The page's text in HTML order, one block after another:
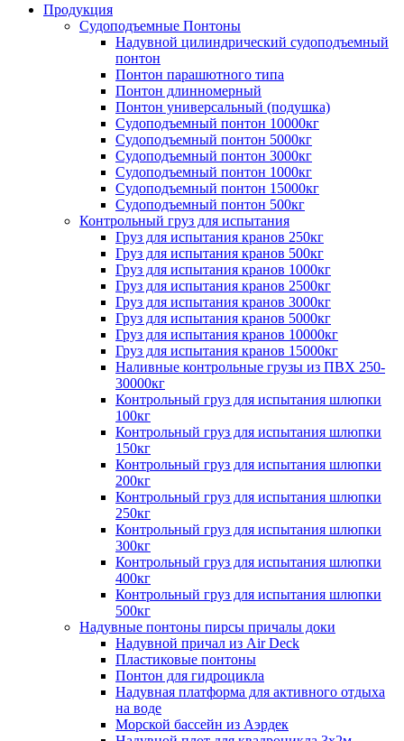
Продукция
Судоподъемные Понтоны
Надувной цилиндрический судоподъемный
понтон
Понтон парашютного типа
Понтон длинномерный
Понтон универсальный (подушка)
Судоподъемный понтон 10000кг
Судоподъемный понтон 5000кг
Судоподъемный понтон 3000кг
Судоподъемный понтон 1000кг
Судоподъемный понтон 15000кг
Судоподъемный понтон 500кг
Контрольный груз для испытания
Груз для испытания кранов 250кг
Груз для испытания кранов 500кг
Груз для испытания кранов 1000кг
Груз для испытания кранов 2500кг
Груз для испытания кранов 3000кг
Груз для испытания кранов 5000кг
Груз для испытания кранов 10000кг
Груз для испытания кранов 15000кг
Наливные контрольные грузы из ПВХ 250-
30000кг
Контрольный груз для испытания шлюпки
100кг
Контрольный груз для испытания шлюпки
150кг
Контрольный груз для испытания шлюпки
200кг
Контрольный груз для испытания шлюпки
250кг
Контрольный груз для испытания шлюпки
300кг
Контрольный груз для испытания шлюпки
400кг
Контрольный груз для испытания шлюпки
500кг
Надувные понтоны пирсы причалы доки
Надувной причал из Air Deck
Пластиковые понтоны
Понтон для гидроцикла
Надувная платформа для активного отдыха
на воде
Морской бассейн из Аэрдек